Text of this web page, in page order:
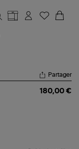
Partager
180,00 €